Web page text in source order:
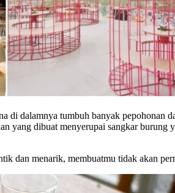
di dalamnya tumbuh banyak
yang dibuat menyerupai sangkar
dan menarik, membuatmu tidak akan